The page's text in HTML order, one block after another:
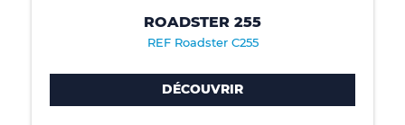
ROADSTER 255
REF Roadster C255
DÉCOUVRIR